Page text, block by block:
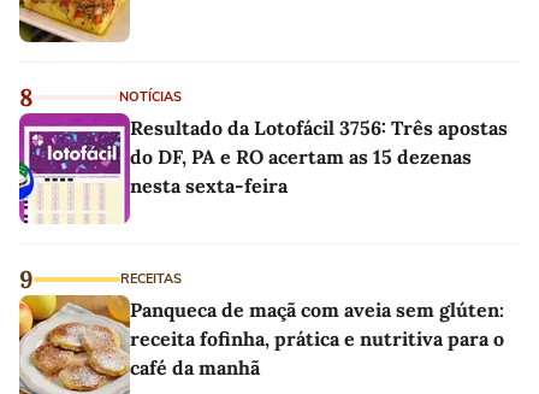
8 NOTÍCIAS
Resultado da Lotofácil 3756: Três apostas
do DF, PA e RO acertam as 15 dezenas
nesta sexta-feira
9 RECEITAS
Panqueca de maçã com aveia sem glúten:
receita fofinha, prática e nutritiva para o
café da manhã